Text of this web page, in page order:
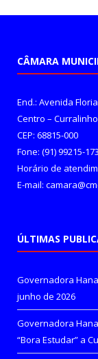
CÂMARA
End.: Avenida
Centro –
CEP: 68815-000
Fone: (91) 99215-
Horário de
E-mail:
ÚLTIMAS
Governadora
junho de 2026
Governadora
“Bora Estudar” a